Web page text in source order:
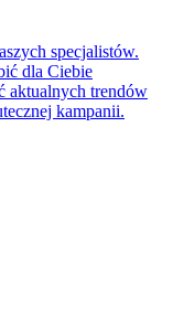
specjalistów.
dla Ciebie
aktualnych trendów
kampanii.